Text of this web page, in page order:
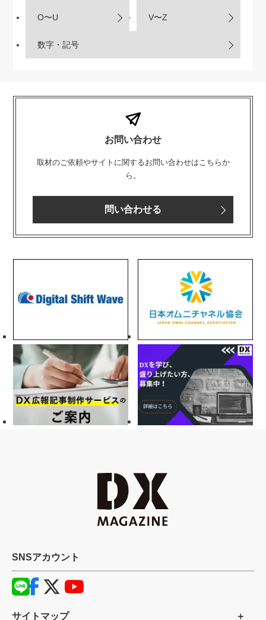
O〜U V〜Z
数字・記号
お問い合わせ
取材のご依頼やサイトに関するお問い合わせはこちらか
ら。
問い合わせる
SNSアカウント
サイトマップ